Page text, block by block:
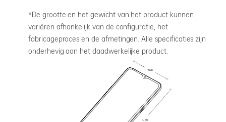
*De grootte en het gewicht van het product kunnen
variëren afhankelijk van de configuratie, het
fabricageproces en de afmetingen. Alle specificaties zijn
onderhevig aan het daadwerkelijke product.